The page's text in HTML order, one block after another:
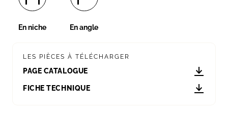
En niche En angle
LES PIÈCES À TÉLÉCHARGER
PAGE CATALOGUE
FICHE TECHNIQUE